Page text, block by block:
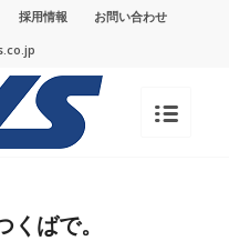
採用情報
お問い合わせ
ばで。